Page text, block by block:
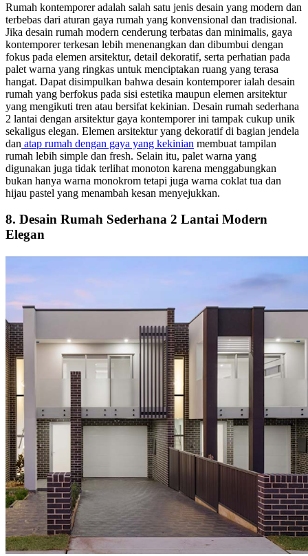
Rumah kontemporer adalah salah satu jenis desain yang modern dan
terbebas dari aturan gaya rumah yang konvensional dan tradisional.
Jika desain rumah modern cenderung terbatas dan minimalis, gaya
kontemporer terkesan lebih menenangkan dan dibumbui dengan
fokus pada elemen arsitektur, detail dekoratif, serta perhatian pada
palet warna yang ringkas untuk menciptakan ruang yang terasa
hangat. Dapat disimpulkan bahwa desain kontemporer ialah desain
rumah yang berfokus pada sisi estetika maupun elemen arsitektur
yang mengikuti tren atau bersifat kekinian. Desain rumah sederhana
2 lantai dengan arsitektur gaya kontemporer ini tampak cukup unik
sekaligus elegan. Elemen arsitektur yang dekoratif di bagian jendela
dan atap rumah dengan gaya yang kekinian membuat tampilan
rumah lebih simple dan fresh. Selain itu, palet warna yang
digunakan juga tidak terlihat monoton karena menggabungkan
bukan hanya warna monokrom tetapi juga warna coklat tua dan
hijau pastel yang menambah kesan menyejukkan.
8. Desain Rumah Sederhana 2 Lantai Modern
Elegan